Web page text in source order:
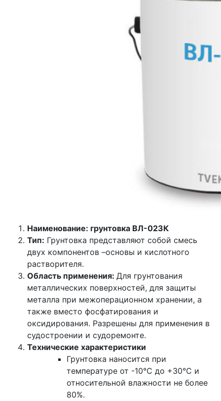
Наименование: грунтовка ВЛ-023К
Тип: Грунтовка представляют собой смесь
двух компонентов –основы и кислотного
растворителя.
Область применения: Для грунтования
металлических поверхностей, для защиты
металла при межоперационном хранении, а
также вместо фосфатирования и
оксидирования. Разрешены для применения в
судостроении и судоремонте.
Технические характеристики
Грунтовка наносится при
температуре от -10°С до +30°С и
относительной влажности не более
80%.